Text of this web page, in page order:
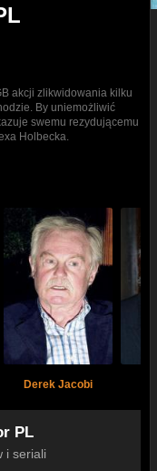
akcji zlikwidowania kilku
By uniemożliwić
swemu rezydującemu
Holbecka.
Derek Jacobi
PL
i seriali